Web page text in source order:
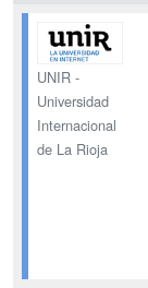
UNIR -
Universidad
Internacional
de La Rioja